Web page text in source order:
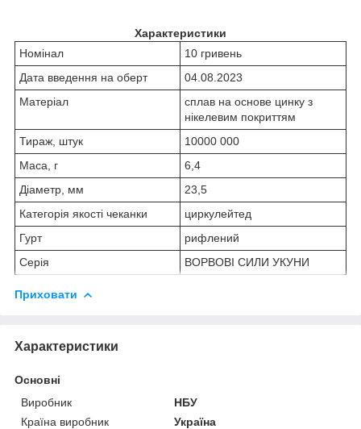
Характеристики
Номінал
10 гривень
Дата введення на оберт
04.08.2023
Матеріал
сплав на основе цинку з
нікелевим покриттям
Тираж, штук
10000 000
Маса, г
6,4
Діаметр, мм
23,5
Категорія якості чеканки
циркулейтед
Гурт
рифлений
Серія
ВОРВОВІ СИЛИ УКУНИ
Приховати
Характеристики
Основні
Виробник
НБУ
Країна виробник
Україна